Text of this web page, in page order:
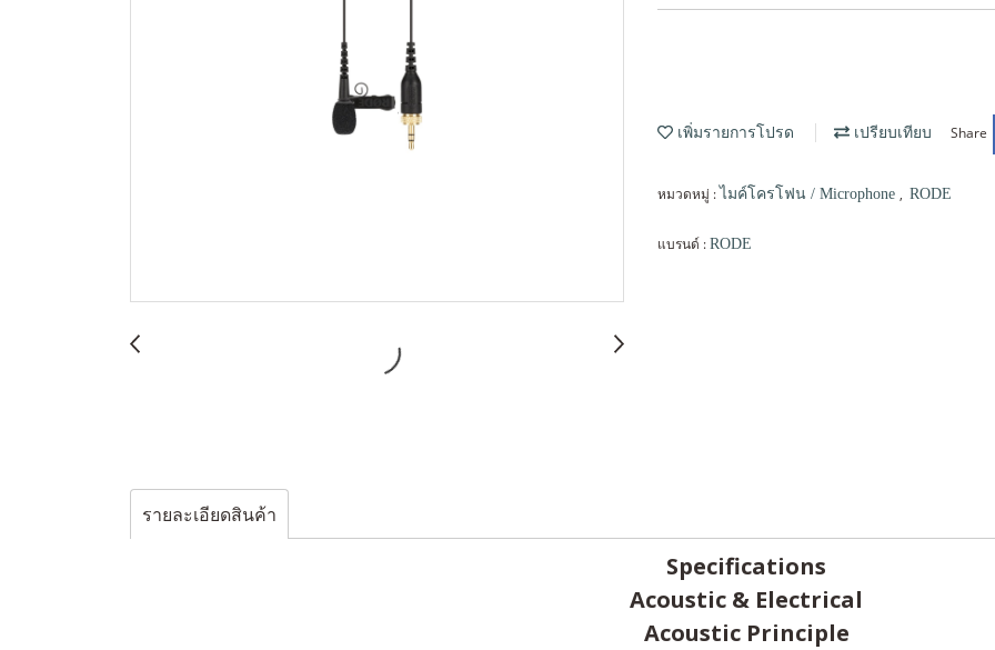
เพิ่มรายการโปรด เปรียบเทียบ Share
หมวดหมู่ :ไมค์โครโฟน / Microphone , RODE
แบรนด์ : RODE
รายละเอียดสินค้า
Specifications
Acoustic & Electrical
Acoustic Principle